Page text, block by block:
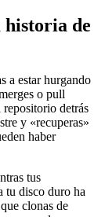
de
a estar hurgando
o pull
repositorio detrás
y «recuperas»
haber
tus
tu disco duro ha
clonas de